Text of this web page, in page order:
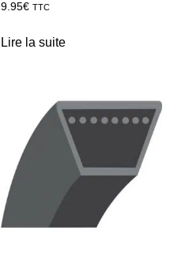
9.95€ TTC
Lire la suite